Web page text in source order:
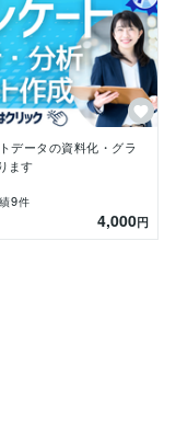
サイトが得られ
頼いただくお客
ありません。お
が私の使命で
本当に必要なの
提案します。
すればビジネス
企業が「調査し
陥っています。
データの資料化・グラ
ます
9件
4,000円